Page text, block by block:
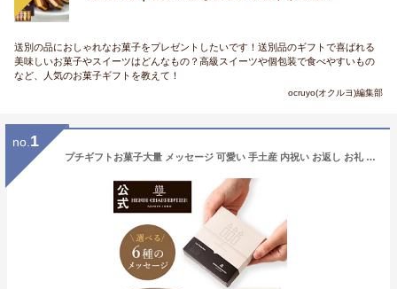
送別の品におしゃれなお菓子をプレゼントしたいです！送別品のギフトで喜ばれる
美味しいお菓子やスイーツはどんなもの？高級スイーツや個包装で食べやすいもの
など、人気のお菓子ギフトを教えて！
ocruyo(オクルヨ)編集部
no. 1
プチギフトお菓子大量 メッセージ 可愛い 手土産 内祝い お返し お礼 個包装 焼き菓子 スイーツ プレゼント ギフト お配り 記念品 300円台HF-3EC フィナンシェ 2個入 ※オンラインショップ限定